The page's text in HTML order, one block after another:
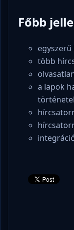
Főbb
több
a lapok